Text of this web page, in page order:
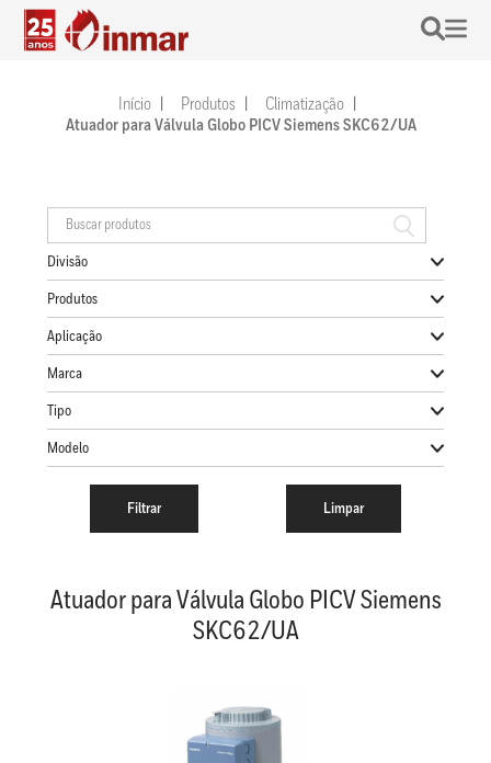
Início Produtos
Climatização
Atuador para Válvula Globo PICV Siemens SKC62/UA
Divisão
Produtos
Aplicação
Marca
Tipo
Modelo
Atuador para Válvula Globo PICV Siemens
SKC62/UA